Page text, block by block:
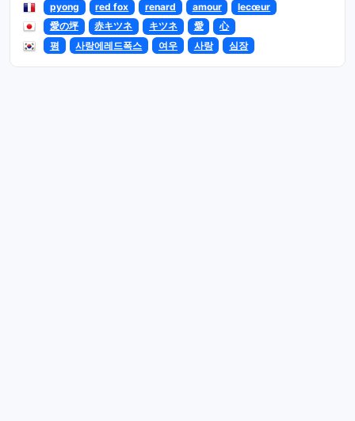
pyong
red fox renard amour
lecœur
愛の坪
赤キツネ キツネ 愛
心
평
사랑에레드폭스 여우 사랑 심장